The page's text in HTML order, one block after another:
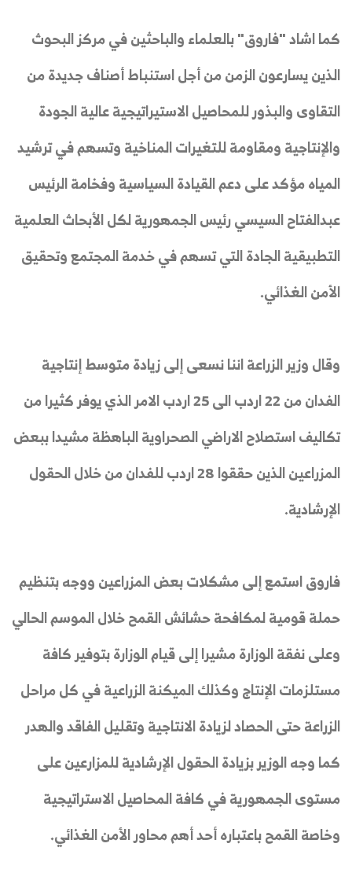
كما اشاد "فاروق" بالعلماء والباحثين في مركز البحوث
الذين يسارعون الزمن من أجل استنباط أصناف جديدة من
التقاوى والبذور للمحاصيل الاستيراتيجية عالية الجودة
والإنتاجية ومقاومة للتغيرات المناخية وتسهم في ترشيد
المياه مؤكد على دعم القيادة السياسية وفخامة الرئيس
عبدالفتاح السيسي رئيس الجمهورية لكل الأبحاث العلمية
التطبيقية الجادة التي تسهم في خدمة المجتمع وتحقيق
الأمن الغذائي.
وقال وزير الزراعة اننا نسعى إلى زيادة متوسط إنتاجية
الفدان من 22 اردب الى 25 اردب الامر الذي يوفر كثيرا من
تكاليف استصلاح الاراضي الصحراوية الباهظة مشيدا ببعض
المزراعين الذين حققوا 28 اردب للفدان من خلال الحقول
الإرشادية.
فاروق استمع إلى مشكلات بعض المزراعين ووجه بتنظيم
حملة قومية لمكافحة حشائش القمح خلال الموسم الحالي
وعلى نفقة الوزارة مشيرا إلى قيام الوزارة بتوفير كافة
مستلزمات الإنتاج وكذلك الميكنة الزراعية في كل مراحل
الزراعة حتى الحصاد لزيادة الانتاجية وتقليل الفاقد والهدر
كما وجه الوزير بزيادة الحقول الإرشادية للمزارعين على
مستوى الجمهورية في كافة المحاصيل الاستراتيجية
وخاصة القمح باعتباره أحد أهم محاور الأمن الغذائي.